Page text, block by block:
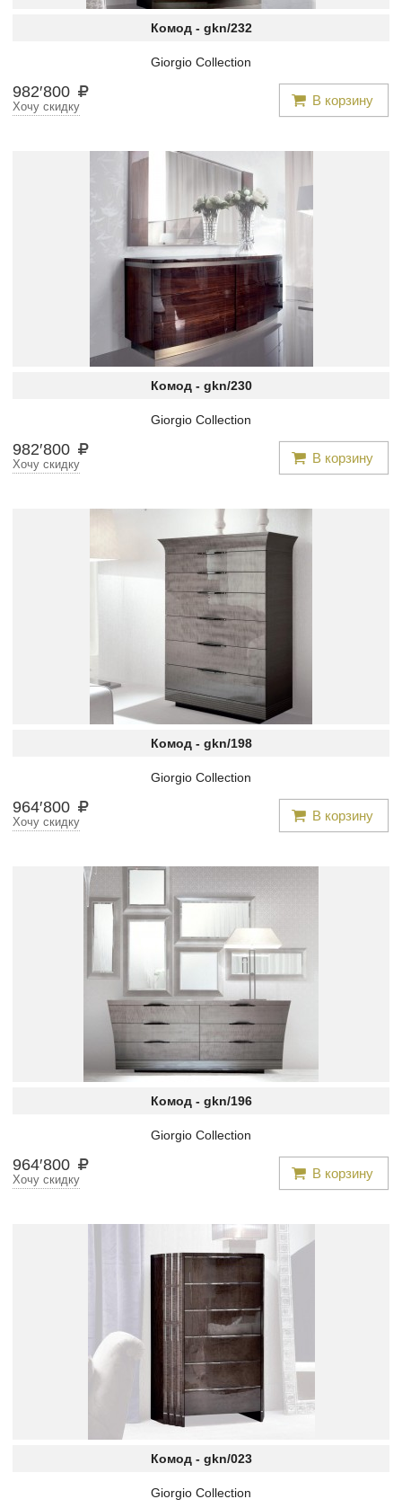
Комод - gkn/232
Giorgio Collection
982′800 В корзину
Хочу скидку
Комод - gkn/230
Giorgio Collection
982′800 В корзину
Хочу скидку
Комод - gkn/198
Giorgio Collection
964′800 В корзину
Хочу скидку
Комод - gkn/196
Giorgio Collection
964′800 В корзину
Хочу скидку
Комод - gkn/023
Giorgio Collection